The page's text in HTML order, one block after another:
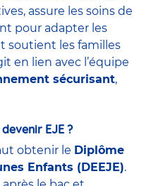
assure les soins de
pour adapter les
soutient les familles
en lien avec l’équipe
sécurisant,
EJE ?
obtenir le Diplôme
Enfants (DEEJE).